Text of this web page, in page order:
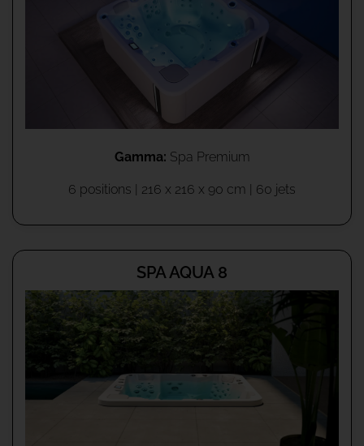
Gamma: Spa Premium
6 positions | 216 x 216 x 90 cm | 60 jets
SPA AQUA 8